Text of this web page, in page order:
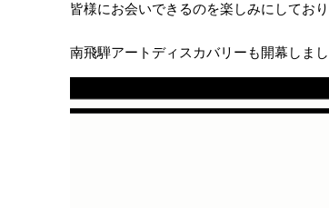
皆様にお会いできるのを楽しみにしており
南飛騨アートディスカバリーも開幕しま